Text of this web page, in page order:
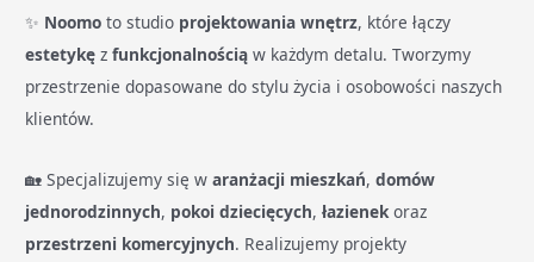
✨ Noomo to studio projektowania wnętrz, które łączy
estetykę zfunkcjonalnością w każdym detalu. Tworzymy
przestrzenie dopasowane do stylu życia i osobowości naszych
klientów.
🏡 Specjalizujemy się waranżacji mieszkań,domów
jednorodzinnych, pokoi dziecięcych,łazienekoraz
przestrzeni komercyjnych. Realizujemy projekty